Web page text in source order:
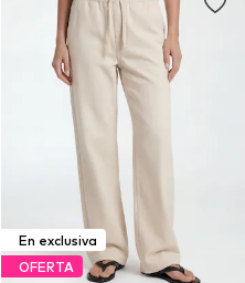
En exclusiva
OFERTA